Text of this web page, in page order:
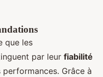
que les
par leur fiabilité
Grâce à